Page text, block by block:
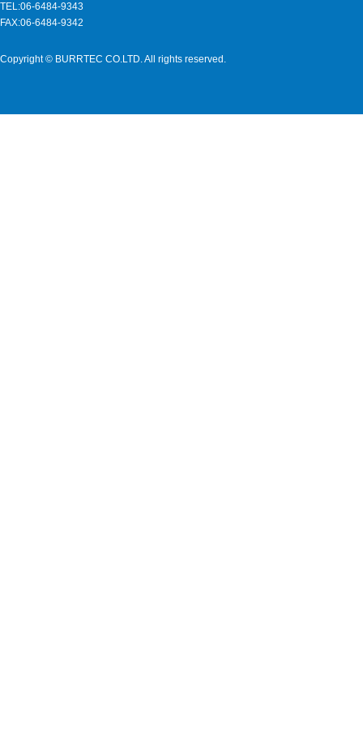
TEL:06-6484-9343
FAX:06-6484-9342
Copyright © BURRTEC CO.LTD. All rights reserved.